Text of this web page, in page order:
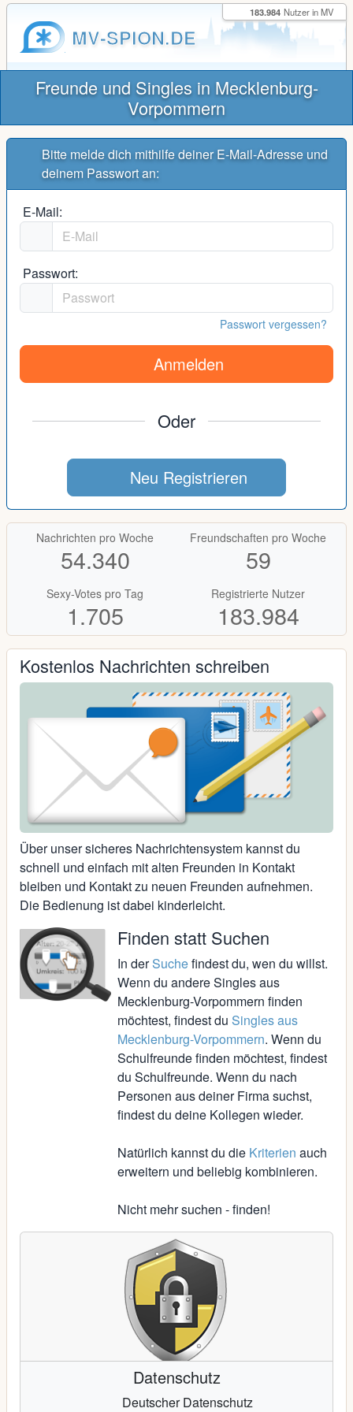
MV-SPION.DE
183.984 Nutzer in MV
Freunde und Singles in Mecklenburg-
Vorpommern
Bitte melde dich mithilfe deiner E-Mail-Adresse und
deinem Passwort an:
E-Mail:
Passwort:
Passwort vergessen?
Anmelden
Oder
Neu Registrieren
Nachrichten pro Woche
54.340
Freundschaften pro Woche
59
Sexy-Votes pro Tag
1.705
Registrierte Nutzer
183.984
Kostenlos Nachrichten schreiben
Über unser sicheres Nachrichtensystem kannst du
schnell und einfach mit alten Freunden in Kontakt
bleiben und Kontakt zu neuen Freunden aufnehmen.
Die Bedienung ist dabei kinderleicht.
Finden statt Suchen
In derSuchefindest du, wen du willst.
Wenn du andere Singles aus
Mecklenburg-Vorpommern finden
möchtest, findest du Singles aus
Mecklenburg-Vorpommern. Wenn du
Schulfreunde finden möchtest, findest
du Schulfreunde. Wenn du nach
Personen aus deiner Firma suchst,
findest du deine Kollegen wieder.
Natürlich kannst du die Kriterien auch
erweitern und beliebig kombinieren.
Nicht mehr suchen - finden!
Datenschutz
Deutscher Datenschutz